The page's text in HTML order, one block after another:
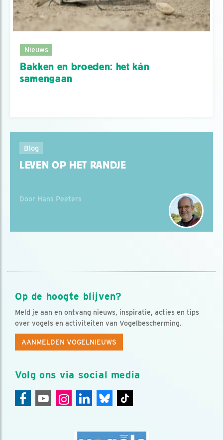
Nieuws
Bakken en broeden: het kán
samengaan
Blog
LEVEN OP HET RANDJE
Door Hans Peeters
Op de hoogte blijven?
Meld je aan en ontvang nieuws, inspiratie, acties en tips
over vogels en activiteiten van Vogelbescherming.
AANMELDEN VOGELNIEUWS
Volg ons via social media